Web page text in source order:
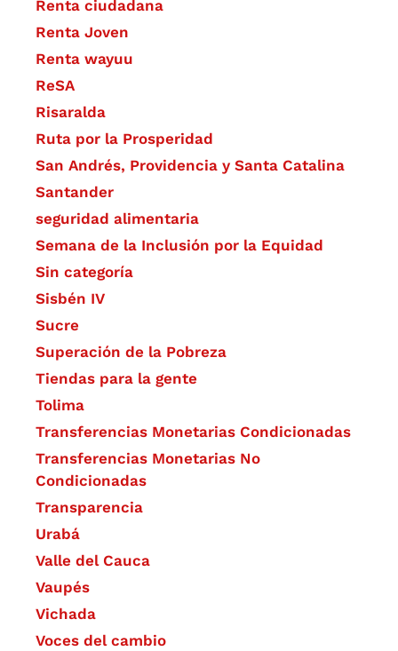
Renta ciudadana
Renta Joven
Renta wayuu
ReSA
Risaralda
Ruta por la Prosperidad
San Andrés, Providencia y Santa Catalina
Santander
seguridad alimentaria
Semana de la Inclusión por la Equidad
Sin categoría
Sisbén IV
Sucre
Superación de la Pobreza
Tiendas para la gente
Tolima
Transferencias Monetarias Condicionadas
Transferencias Monetarias No
Condicionadas
Transparencia
Urabá
Valle del Cauca
Vaupés
Vichada
Voces del cambio